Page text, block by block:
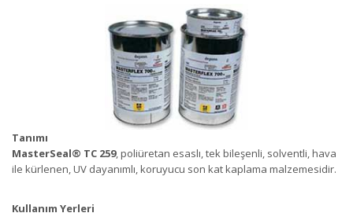
Tanımı
MasterSeal® TC 259, poliüretan esaslı, tek bileşenli, solventli, hava
ile kürlenen, UV dayanımlı, koruyucu son kat kaplama malzemesidir.
Kullanım Yerleri